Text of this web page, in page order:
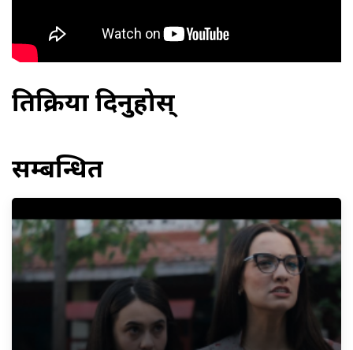
प्रतिक्रिया दिनुहोस्
सम्बन्धित